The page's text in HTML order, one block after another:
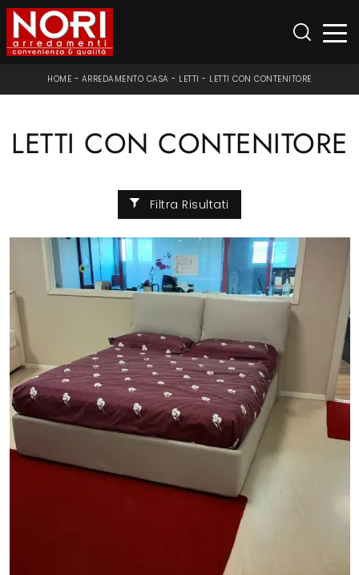
HOME - ARREDAMENTO CASA - LETTI - LETTI CON CONTENITORE
LETTI CON CONTENITORE
Filtra Risultati